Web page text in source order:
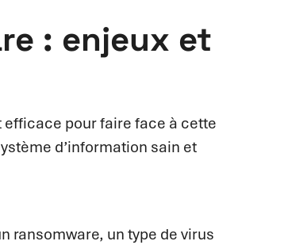
: enjeux et
efficace pour faire face à cette
d’information sain et
ransomware, un type de virus